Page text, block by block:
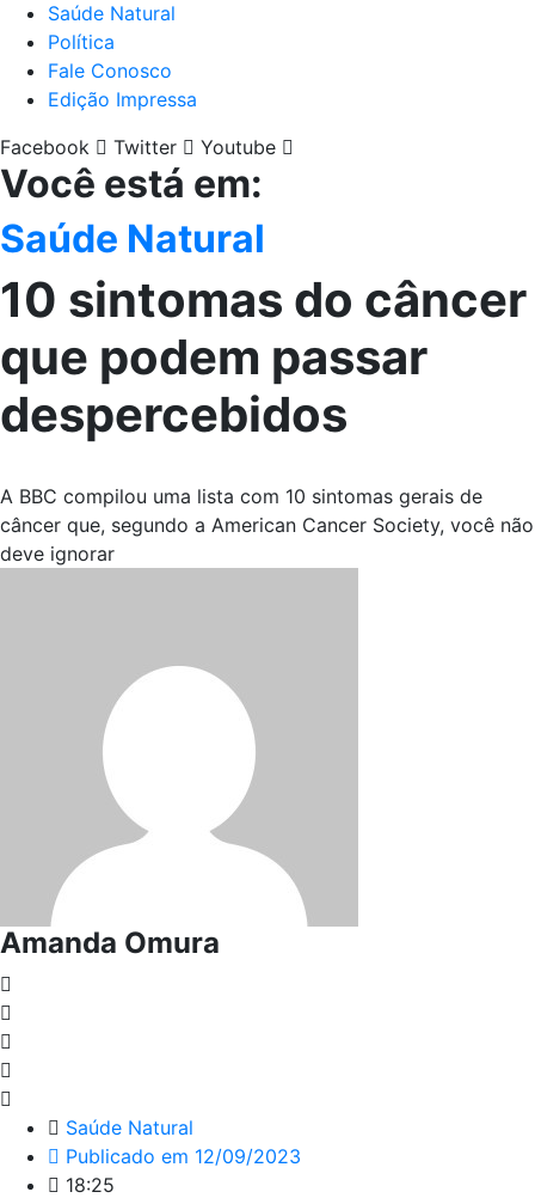
Saúde Natural
Política
Fale Conosco
Edição Impressa
Facebook
Twitter Youtube
Você está em:
Saúde Natural
10 sintomas do câncer
que podem passar
despercebidos
A BBC compilou uma lista com 10 sintomas gerais de
câncer que, segundo a American Cancer Society, você não
deve ignorar
Amanda Omura
Saúde Natural
Publicado em 12/09/2023
18:25